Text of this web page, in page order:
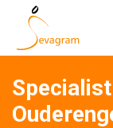
Specialist